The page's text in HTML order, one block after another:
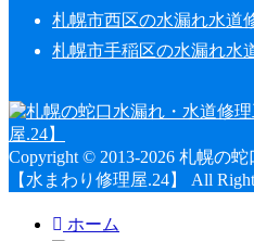
札幌市西区の水漏れ水道
札幌市手稲区の水漏れ水
Copyright © 2013-2026 札幌の
【水まわり修理屋.24】 All
ホーム